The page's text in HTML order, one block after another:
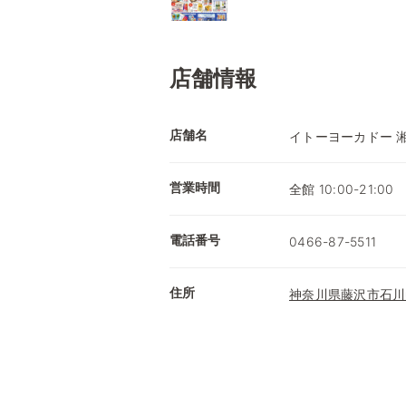
店舗情報
店舗名 イトーヨーカドー
営業時間 全館 10:00-21:00
電話番号 0466-87-5511
住所 神奈川県藤沢市石